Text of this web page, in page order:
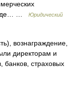
…
Юридический
вознаграждение,
директорам и
страховых